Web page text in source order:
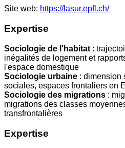
Site web: https://lasur.epfl.ch/
Expertise
Sociologie de l'habitat :
inégalités de logement et
l'espace domestique
Sociologie urbaine : dimension
sociales, espaces frontaliers en
Sociologie des migrations :
migrations des classes
transfrontalières
Expertise